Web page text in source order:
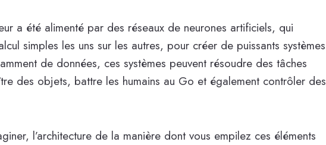
a été alimenté par des réseaux de neurones artificiels, qui
simples les uns sur les autres, pour créer de puissants systèmes
de données, ces systèmes peuvent résoudre des tâches
des objets, battre les humains au Go et également contrôler des
l’architecture de la manière dont vous empilez ces éléments